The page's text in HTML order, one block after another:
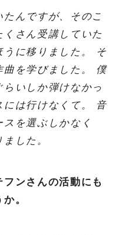
んですが、そのこ
さん受講していた
うに移りました。 そ
曲を学びました。 僕
いしか弾けなかっ
には行けなくて。 音
を選ぶしかなく
した。
ンさんの活動にも
。